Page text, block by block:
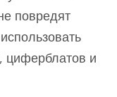
повредят
циферблатов и